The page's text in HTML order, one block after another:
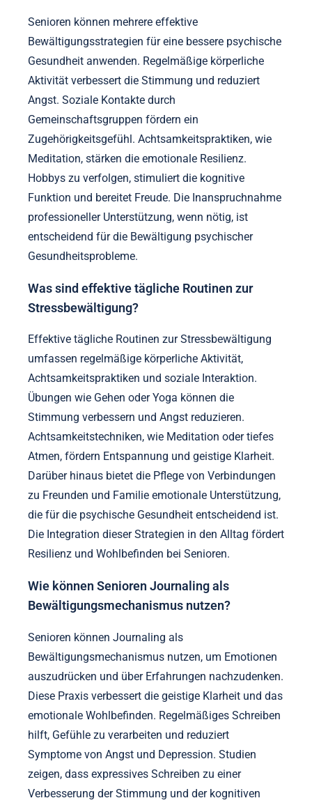
Senioren können mehrere effektive
Bewältigungsstrategien für eine bessere psychische
Gesundheit anwenden. Regelmäßige körperliche
Aktivität verbessert die Stimmung und reduziert
Angst. Soziale Kontakte durch
Gemeinschaftsgruppen fördern ein
Zugehörigkeitsgefühl. Achtsamkeitspraktiken, wie
Meditation, stärken die emotionale Resilienz.
Hobbys zu verfolgen, stimuliert die kognitive
Funktion und bereitet Freude. Die Inanspruchnahme
professioneller Unterstützung, wenn nötig, ist
entscheidend für die Bewältigung psychischer
Gesundheitsprobleme.
Was sind effektive tägliche Routinen zur
Stressbewältigung?
Effektive tägliche Routinen zur Stressbewältigung
umfassen regelmäßige körperliche Aktivität,
Achtsamkeitspraktiken und soziale Interaktion.
Übungen wie Gehen oder Yoga können die
Stimmung verbessern und Angst reduzieren.
Achtsamkeitstechniken, wie Meditation oder tiefes
Atmen, fördern Entspannung und geistige Klarheit.
Darüber hinaus bietet die Pflege von Verbindungen
zu Freunden und Familie emotionale Unterstützung,
die für die psychische Gesundheit entscheidend ist.
Die Integration dieser Strategien in den Alltag fördert
Resilienz und Wohlbefinden bei Senioren.
Wie können Senioren Journaling als
Bewältigungsmechanismus nutzen?
Senioren können Journaling als
Bewältigungsmechanismus nutzen, um Emotionen
auszudrücken und über Erfahrungen nachzudenken.
Diese Praxis verbessert die geistige Klarheit und das
emotionale Wohlbefinden. Regelmäßiges Schreiben
hilft, Gefühle zu verarbeiten und reduziert
Symptome von Angst und Depression. Studien
zeigen, dass expressives Schreiben zu einer
Verbesserung der Stimmung und der kognitiven